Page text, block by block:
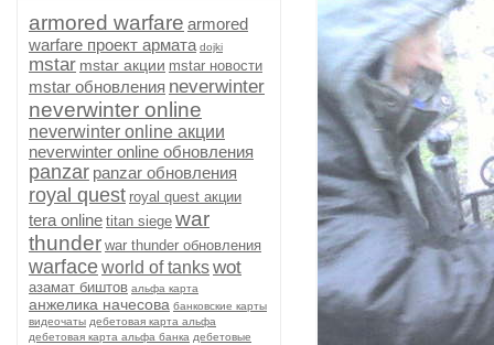
armored warfare armored
warfare проект армата dojki
mstar mstar акции mstar новости
mstar обновления neverwinter
neverwinter online
neverwinter online акции
neverwinter online обновления
panzar panzar обновления
royal quest royal quest акции
tera online titan siege war
thunder war thunder обновления
warfaceworld of tankswot
азамат биштов альфа карта
анжелика начесова банковские карты
видеочаты дебетовая карта альфа
дебетовая карта альфа банка дебетовые